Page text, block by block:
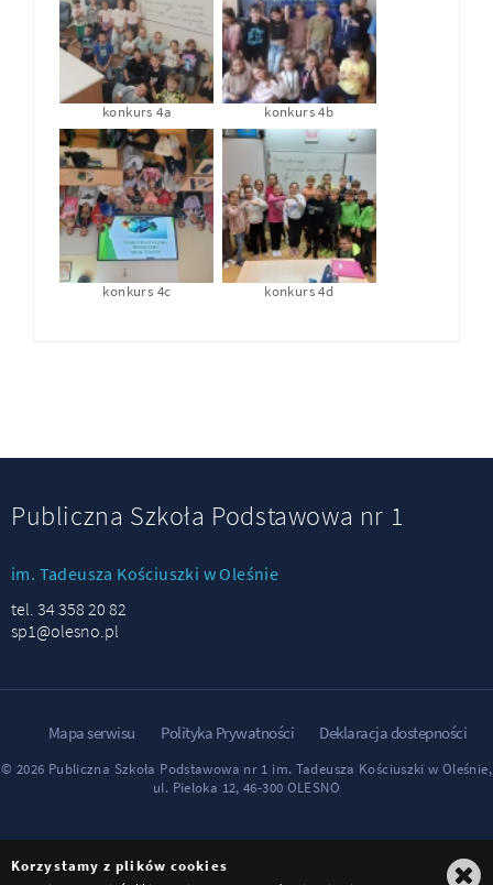
konkurs 4a konkurs 4b
konkurs 4c konkurs 4d
Publiczna Szkoła Podstawowa nr 1
im. Tadeusza Kościuszki w Oleśnie
tel. 34 358 20 82
sp1@olesno.pl
Mapa serwisu Polityka Prywatności Deklaracja dostepności
© 2026 Publiczna Szkoła Podstawowa nr 1 im. Tadeusza Kościuszki w Oleśnie,
ul. Pieloka 12, 46-300 OLESNO
Korzystamy z plików cookies